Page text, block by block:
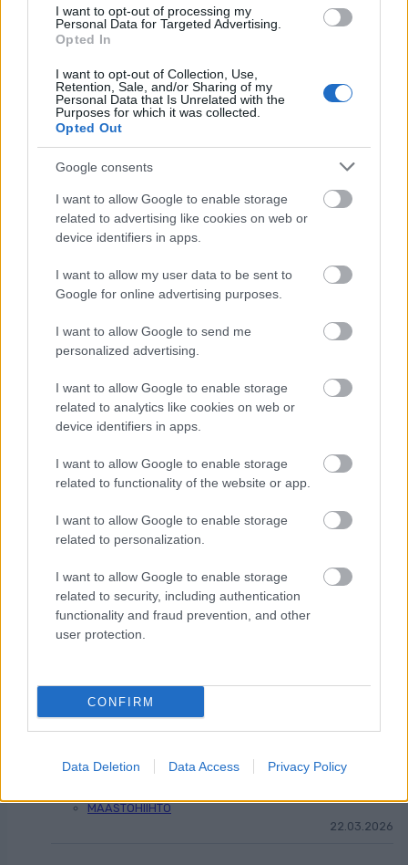
I want to opt-out of processing my
Personal Data for Targeted Advertising.
Opted In
I want to opt-out of Collection, Use,
Retention, Sale, and/or Sharing of my
Personal Data that Is Unrelated with the
Purposes for which it was collected.
Opted Out
Google consents
I want to allow Google to enable storage
related to advertising like cookies on web or
device identifiers in apps.
I want to allow my user data to be sent to
Google for online advertising purposes.
I want to allow Google to send me
personalized advertising.
I want to allow Google to enable storage
related to analytics like cookies on web or
device identifiers in apps.
I want to allow Google to enable storage
related to functionality of the website or app.
I want to allow Google to enable storage
related to personalization.
I want to allow Google to enable storage
related to security, including authentication
functionality and fraud prevention, and other
user protection.
CONFIRM
Data Deletion Data Access Privacy Policy
Tilaa uutiskirjeemme
Tilaa
LUETUIMMAT
LISÄÄ ARTIKKELEITA
Kuva: Thibaut/NordicFocus
Sprintit hiihdettiin eilen Lake
Placidissa – suomalaisilla ei
Lake Placidin maastohiihdon maailmancupin
päätösviikonloppu jatkui eilen sprinttikisoilla.
Suomalaisilla ei ollut aisaa kärkeen, mutta
päätöskautensa voitolla. Naisten puolella Ruotsi
dominoi jälleen.
MAAILMANCUP
MAASTOHIIHTO
22.03.2026